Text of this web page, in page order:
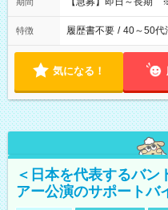
特徴 履歴書不要 / 40～50代
気になる！
＜日本を代表するバン
アー公演のサポートバ